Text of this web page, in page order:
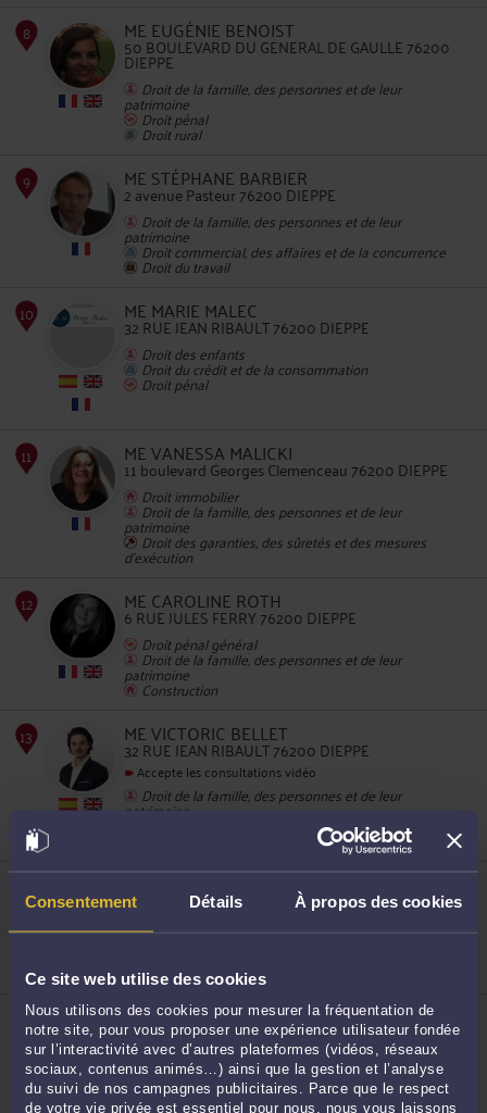
Consentement Détails À propos des cookies
Ce site web utilise des cookies
Nous utilisons des cookies pour mesurer la fréquentation de
notre site, pour vous proposer une expérience utilisateur fondée
sur l’interactivité avec d’autres plateformes (vidéos, réseaux
sociaux, contenus animés…) ainsi que la gestion et l’analyse
du suivi de nos campagnes publicitaires. Parce que le respect
de votre vie privée est essentiel pour nous, nous vous laissons
6
7
ME EUGÉNIE BENOIST
50 BOULEVARD DU GENERAL DE GAULLE 76200
DIEPPE
Droit de la famille, des personnes et de leur
patrimoine
Droit pénal
Droit rural
ME STÉPHANE BARBIER
2 avenue Pasteur 76200 DIEPPE
Droit de la famille, des personnes et de leur
patrimoine
Droit commercial, des affaires et de la concurrence
Droit du travail
10
ME MARIE MALEC
32 RUE JEAN RIBAULT 76200 DIEPPE
Droit des enfants
Droit du crédit et de la consommation
Droit pénal
11
ME VANESSA MALICKI
11 boulevard Georges Clemenceau 76200 DIEPPE
Droit immobilier
Droit de la famille, des personnes et de leur
patrimoine
Droit des garanties, des sûretés et des mesures
d'exécution
12
ME CAROLINE ROTH
6 RUE JULES FERRY 76200 DIEPPE
Droit pénal général
Droit de la famille, des personnes et de leur
patrimoine
Construction
ME VICTORIC BELLET
32 RUE JEAN RIBAULT 76200 DIEPPE
Accepte les consultations vidéo
Droit de la famille, des personnes et de leur
patrimoine
Droit routier et de la circulation routière
20 AVENUE PASTEUR 76200 DIEPPE
Droit de la famille, des personnes et de leur
patrimoine
Droit pénal
ME KARINE DESCAMPS
8 rue Desmarets 76200 DIEPPE
Droit de la famille, des personnes et de leur
patrimoine
Droit pénal
Droit immobilier